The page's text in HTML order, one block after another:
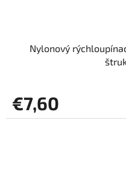
Nylonový
€7,60